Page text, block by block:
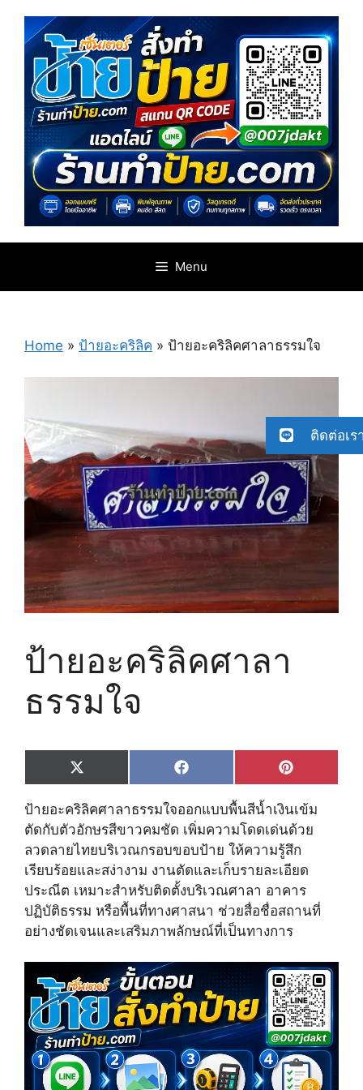
content
Menu
Home » ป้ายอะคริลิค » ป้ายอะคริลิคศาลาธรรมใจ
ป้ายอะคริลิคศาลา
ธรรมใจ
Share
on
X
(
T
w
i
t
e
r
)
Share
on
F
a
e
b
o
k
Share
on
P
i
t
e
r
e
s
t
ป้ายอะคริลิคศาลาธรรมใจออกแบบพื้นสีน้ำเงินเข้ม
ตัดกับตัวอักษรสีขาวคมชัด เพิ่มความโดดเด่นด้วย
ลวดลายไทยบริเวณกรอบขอบป้าย ให้ความรู้สึก
เรียบร้อยและสง่างาม งานตัดและเก็บรายละเอียด
ประณีต เหมาะสำหรับติดตั้งบริเวณศาลา อาคาร
ปฏิบัติธรรม หรือพื้นที่ทางศาสนา ช่วยสื่อชื่อสถานที่
อย่างชัดเจนและเสริมภาพลักษณ์ที่เป็นทางการ
ติดต่อเร